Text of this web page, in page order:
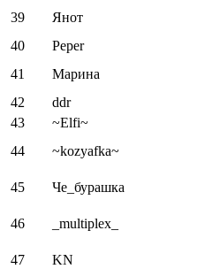
39 Янот
40
Peper
41
Марина
42
ddr
43
~Elfi~
44
~kozyafka~
45 Че_бурашка
46 _multiplex_
47 KN